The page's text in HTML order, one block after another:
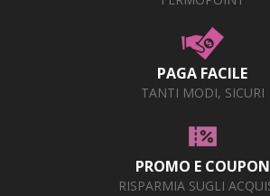
PAGA FACILE
TANTI MODI, SICURI
PROMO E COUPON
RISPARMIA SUGLI